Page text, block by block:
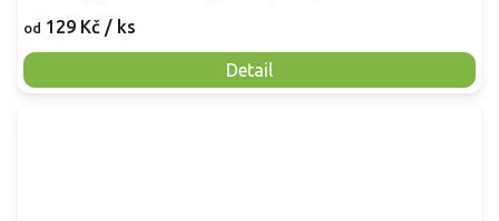
od 129 Kč / ks
Detail